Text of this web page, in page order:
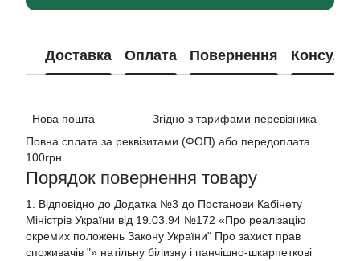
Доставка Оплата Повернення
Нова пошта Згідно з тарифами перевізника
Повна сплата за реквізитами (ФОП) або передоплата
100грн.
Порядок повернення товару
1. Відповідно до Додатка №3 до Постанови Кабінету
Міністрів України від 19.03.94 №172 «Про реалізацію
окремих положень Закону України" Про захист прав
споживачів "» натільну білизну і панчішно-шкарпеткові